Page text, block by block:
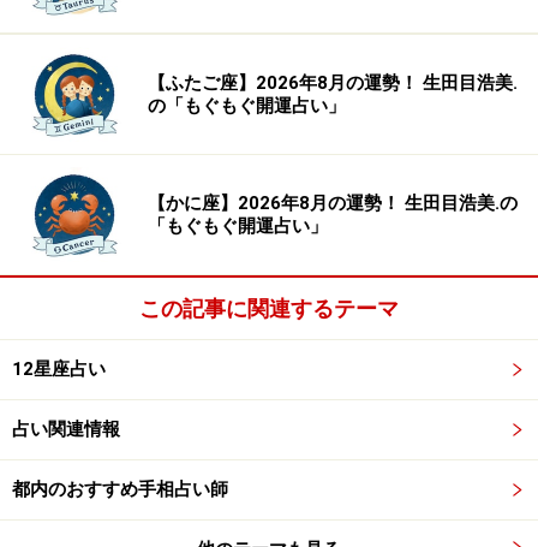
こちら
ふたご座／双子座（5月21日～6月21日生ま
れ）
引き受けると軽くなる
きっと過去にも通った道
＞【詳しく見る】全体運、社交運、恋愛運などの詳細は
こちら
かに座／蟹座（6月22日～7月22日生まれ）
もっと高く！
上を目指していく
【ふたご座】2026年8月の運勢！ 生田目浩美.
の「もぐもぐ開運占い」
【かに座】2026年8月の運勢！ 生田目浩美.の
「もぐもぐ開運占い」
この記事に関連するテーマ
12星座占い
占い関連情報
都内のおすすめ手相占い師